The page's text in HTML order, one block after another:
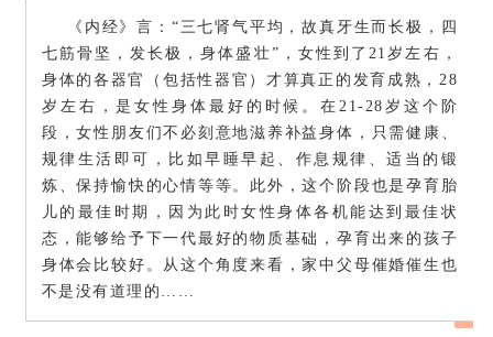
《内经》言：“三七肾气平均，故真牙生而长极，四
七筋骨坚，发长极，身体盛壮”，女性到了21岁左右，
身体的各器官（包括性器官）才算真正的发育成熟，28
岁左右，是女性身体最好的时候。在21-28岁这个阶
段，女性朋友们不必刻意地滋养补益身体，只需健康、
规律生活即可，比如早睡早起、作息规律、适当的锻
炼、保持愉快的心情等等。此外，这个阶段也是孕育胎
儿的最佳时期，因为此时女性身体各机能达到最佳状
态，能够给予下一代最好的物质基础，孕育出来的孩子
身体会比较好。从这个角度来看，家中父母催婚催生也
不是没有道理的……